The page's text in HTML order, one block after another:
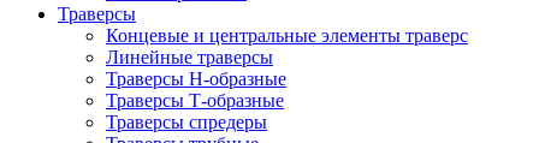
Траверсы
Концевые и центральные элементы траверс
Линейные траверсы
Траверсы Н-образные
Траверсы Т-образные
Траверсы спредеры